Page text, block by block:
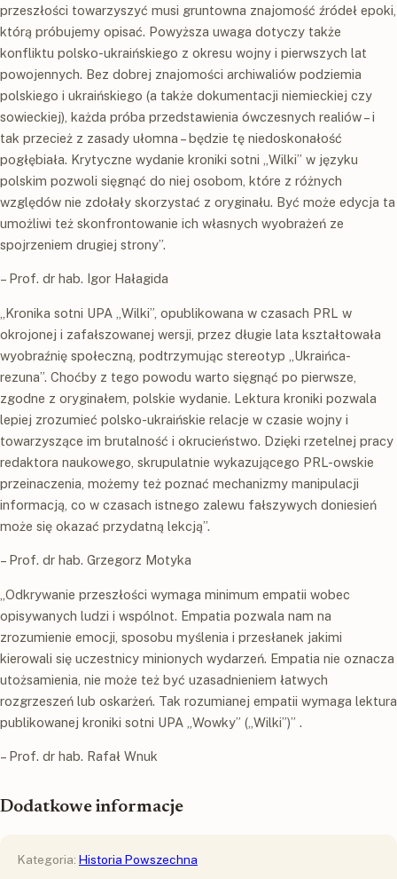
przeszłości towarzyszyć musi gruntowna znajomość źródeł epoki,
którą próbujemy opisać. Powyższa uwaga dotyczy także
konfliktu polsko-ukraińskiego z okresu wojny i pierwszych lat
powojennych. Bez dobrej znajomości archiwaliów podziemia
polskiego i ukraińskiego (a także dokumentacji niemieckiej czy
sowieckiej), każda próba przedstawienia ówczesnych realiów – i
tak przecież z zasady ułomna – będzie tę niedoskonałość
pogłębiała. Krytyczne wydanie kroniki sotni „Wilki” w języku
polskim pozwoli sięgnąć do niej osobom, które z różnych
względów nie zdołały skorzystać z oryginału. Być może edycja ta
umożliwi też skonfrontowanie ich własnych wyobrażeń ze
spojrzeniem drugiej strony”.
– Prof. dr hab. Igor Hałagida
„Kronika sotni UPA „Wilki”, opublikowana w czasach PRL w
okrojonej i zafałszowanej wersji, przez długie lata kształtowała
wyobraźnię społeczną, podtrzymując stereotyp „Ukraińca-
rezuna”. Choćby z tego powodu warto sięgnąć po pierwsze,
zgodne z oryginałem, polskie wydanie. Lektura kroniki pozwala
lepiej zrozumieć polsko-ukraińskie relacje w czasie wojny i
towarzyszące im brutalność i okrucieństwo. Dzięki rzetelnej pracy
redaktora naukowego, skrupulatnie wykazującego PRL-owskie
przeinaczenia, możemy też poznać mechanizmy manipulacji
informacją, co w czasach istnego zalewu fałszywych doniesień
może się okazać przydatną lekcją”.
– Prof. dr hab. Grzegorz Motyka
„Odkrywanie przeszłości wymaga minimum empatii wobec
opisywanych ludzi i wspólnot. Empatia pozwala nam na
zrozumienie emocji, sposobu myślenia i przesłanek jakimi
kierowali się uczestnicy minionych wydarzeń. Empatia nie oznacza
utożsamienia, nie może też być uzasadnieniem łatwych
rozgrzeszeń lub oskarżeń. Tak rozumianej empatii wymaga lektura
publikowanej kroniki sotni UPA „Wowky” („Wilki”)” .
– Prof. dr hab. Rafał Wnuk
Dodatkowe informacje
Kategoria: Historia Powszechna